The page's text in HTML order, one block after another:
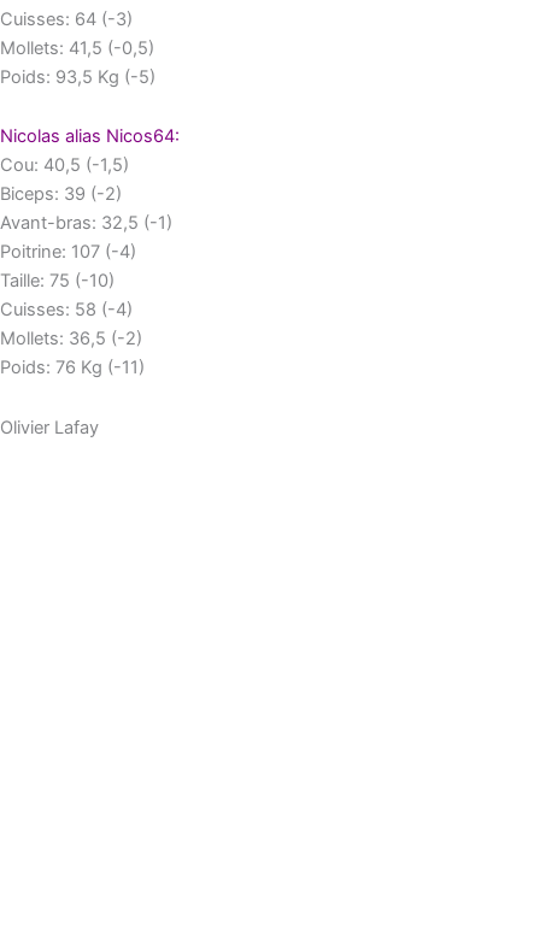
Cuisses: 64 (-3)
Mollets: 41,5 (-0,5)
Poids: 93,5 Kg (-5)
Nicolas alias Nicos64:
Cou: 40,5 (-1,5)
Biceps: 39 (-2)
Avant-bras: 32,5 (-1)
Poitrine: 107 (-4)
Taille: 75 (-10)
Cuisses: 58 (-4)
Mollets: 36,5 (-2)
Poids: 76 Kg (-11)
Olivier Lafay